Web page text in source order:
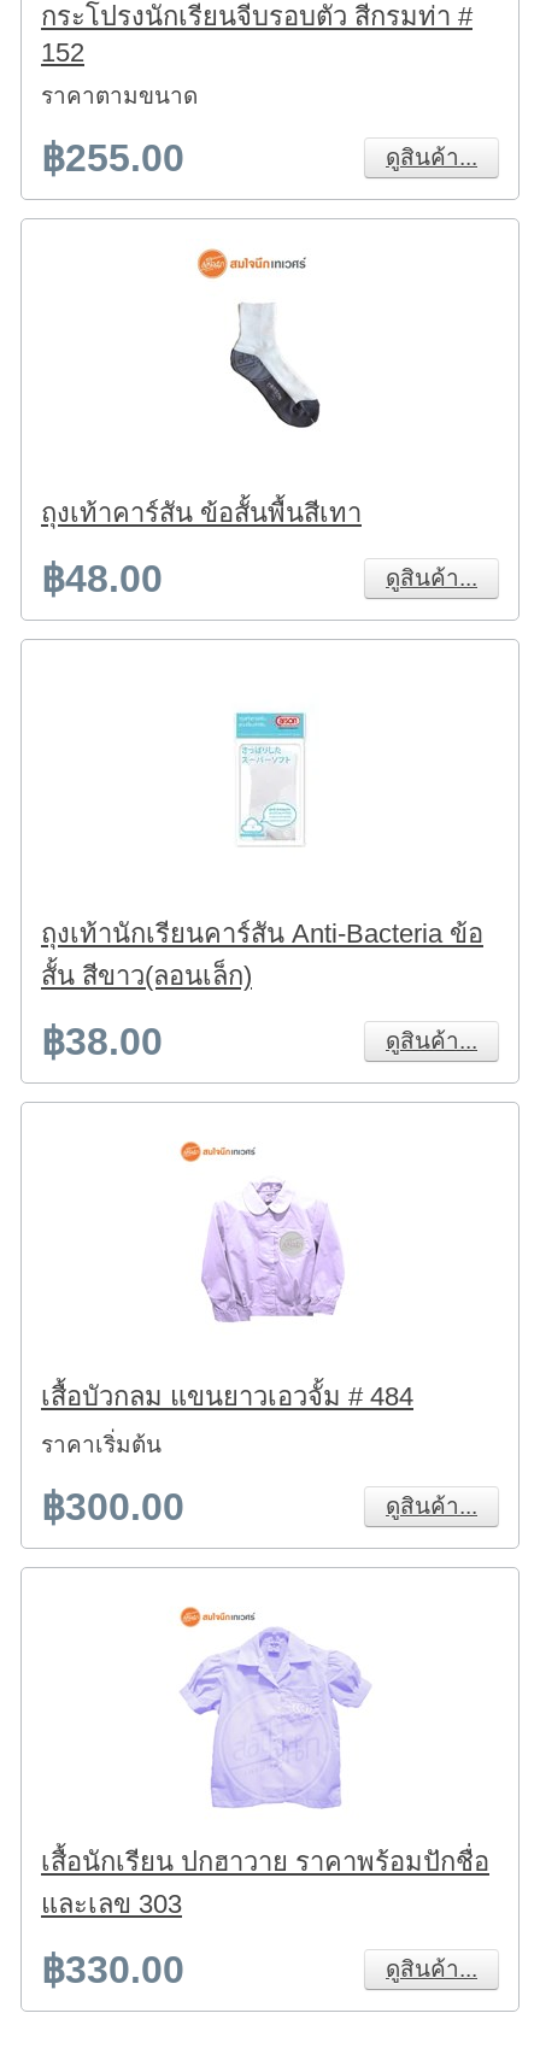
กระโปรงนักเรียนจีบรอบตัว สีกรมท่า #
152
ราคาตามขนาด
฿255.00 ดูสินค้า...
ถุงเท้าคาร์สัน ข้อสั้นพื้นสีเทา
฿48.00 ดูสินค้า...
ถุงเท้านักเรียนคาร์สัน Anti-Bacteria ข้อ
สั้น สีขาว(ลอนเล็ก)
฿38.00 ดูสินค้า...
เสื้อบัวกลม แขนยาวเอวจั้ม # 484
ราคาเริ่มต้น
฿300.00 ดูสินค้า...
เสื้อนักเรียน ปกฮาวาย ราคาพร้อมปักชื่อ
และเลข 303
฿330.00 ดูสินค้า...